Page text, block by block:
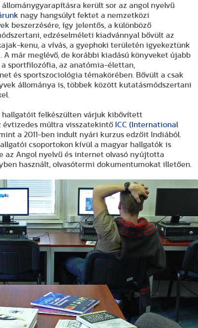
került sor az angol nyelvű
nagy hangsúlyt fektet a nemzetközi
beszerzésére, így jelentős, a különböző
edzéselméleti kiadvánnyal bővült az
kenu, a vívás, a gyephoki területén igyekeztünk
már meglévő, de korábbi kiadású könyveket újabb
sportfilozófia, az anatómia-élettan,
és sportszociológia témakörében. Bővült a csak
állománya is, többek között kutatásmódszertani
hallgatóit felkészülten várjuk kibővített
múltra visszatekintő ICC (International
a 2011-ben indult nyári kurzus edzőit Indiából.
csoportokon kívül a magyar hallgatók is
az Angol nyelvű és internet olvasó nyújtotta
használt, olvasótermi dokumentumokat illetően.